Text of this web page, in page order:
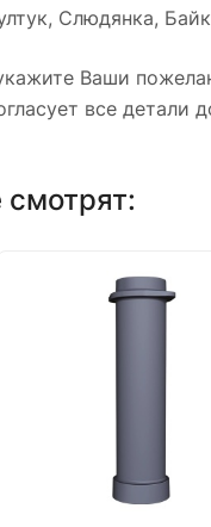
Слюдянка,
Ваши
все детали